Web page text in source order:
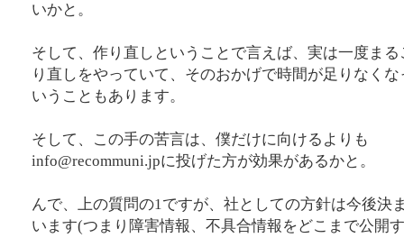
いかと。
そして、作り直しということで言えば、実は一度まる
り直しをやっていて、そのおかげで時間が足りなくな
いうこともあります。
そして、この手の苦言は、僕だけに向けるよりも
info@recommuni.jpに投げた方が効果があるかと。
んで、上の質問の1ですが、社としての方針は今後決
います(つまり障害情報、不具合情報をどこまで公開